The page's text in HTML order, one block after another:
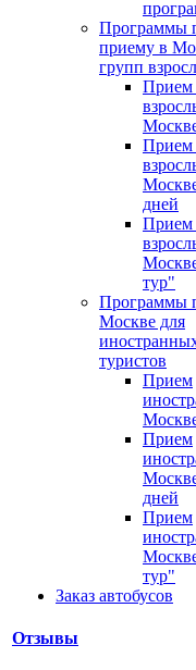
Программы
приему в
групп
Прием
Прием
дней
Прием
тур"
Программы
Москве для
туристов
Прием
Прием
дней
Прием
тур"
Заказ автобусов
Отзывы